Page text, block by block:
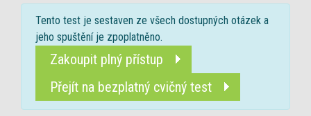
Tento test je sestaven ze všech dostupných otázek a
jeho spuštění je zpoplatněno.
Zakoupit plný přístup
Přejít na bezplatný cvičný test